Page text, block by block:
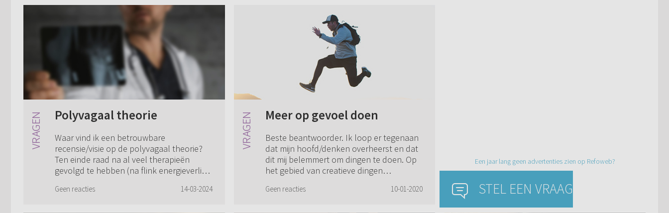
Polyvagaal theorie
Waar vind ik een betrouwbare
recensie/visie op de polyvagaal theorie?
Ten einde raad na al veel therapieën
gevolgd te hebben (na flink energieverlies
Kort gez...
Geen reacties 14-03-2024
Meer op gevoel doen
Beste beantwoorder. Ik loop er tegenaan
dat mijn hoofd/denken overheerst en dat
dit mij belemmert om dingen te doen. Op
het gebied van creatieve dingen
genoeg zi...
Geen reacties 10-01-2020
Een jaar lang geen advertenties zien op Refoweb?
STEL EEN VRAAG